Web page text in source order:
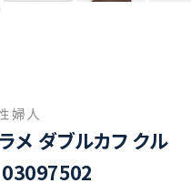
婦人
メ ダブルカフ クル
03097502